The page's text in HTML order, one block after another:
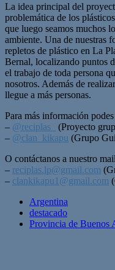
La idea principal del
problemática de los
que luego seamos muchos
ambiente. Una de nuestras
repletos de plástico en La
Bernal, localizando puntos
el trabajo de toda persona
nosotros. Además de
llegue a más personas.
Para más información
– @reciplas_
(Proyecto
– @clan_kikapu (Grupo
O contáctanos a nuestro
– reciplas.lp@gmail.com
– clankikapu1@gmail.com
Argentina
destacado
Provincia de Buenos